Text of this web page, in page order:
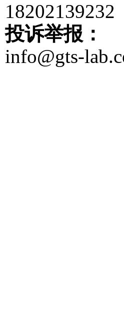
18202139232
投诉举报：
info@gts-